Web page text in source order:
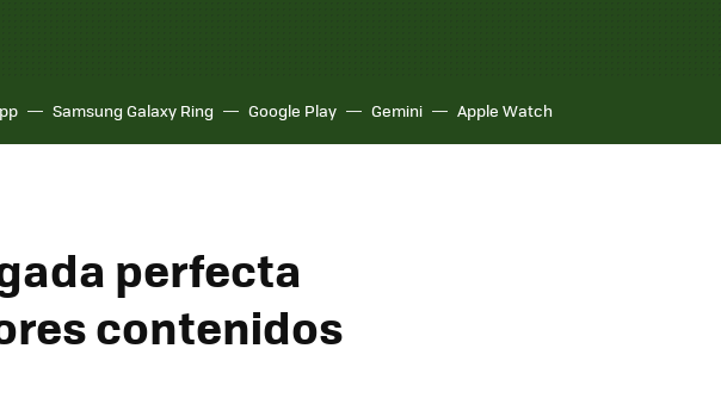
Samsung Galaxy Ring Google Play Gemini Apple Watch
perfecta
contenidos